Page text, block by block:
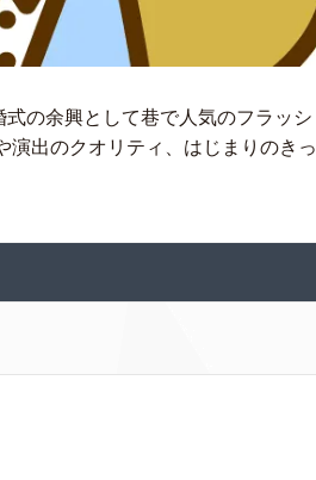
の余興として巷で人気のフラッシ
演出のクオリティ、はじまりのきっ